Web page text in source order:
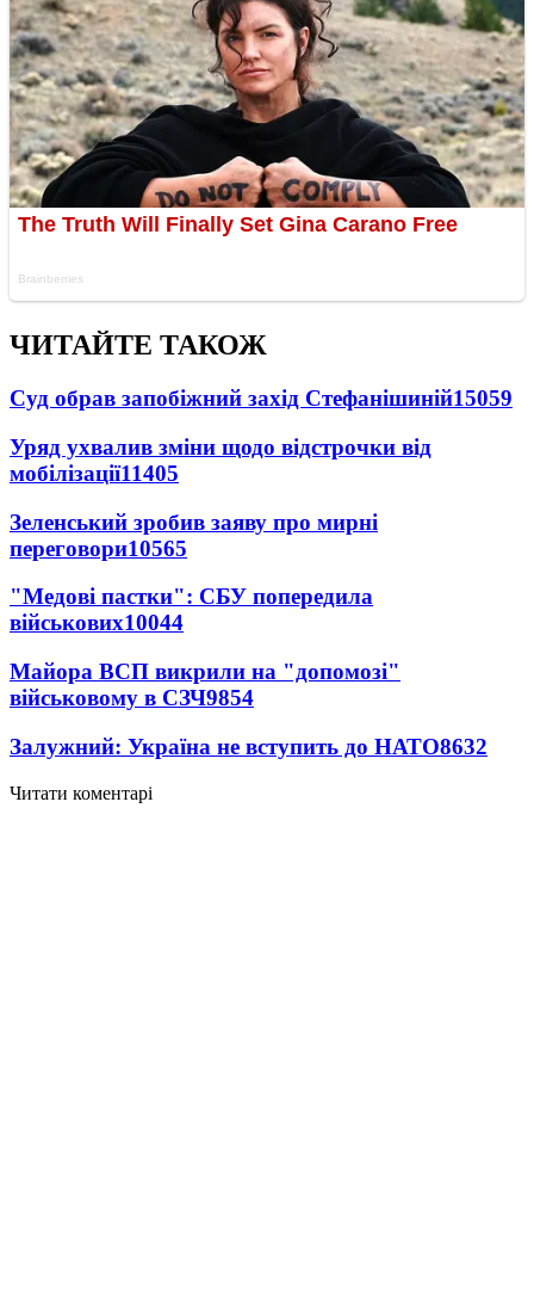
ЧИТАЙТЕ ТАКОЖ
Суд обрав запобіжний захід Стефанішиній15059
Уряд ухвалив зміни щодо відстрочки від
мобілізації11405
Зеленський зробив заяву про мирні
переговори10565
"Медові пастки": СБУ попередила
військових10044
Майора ВСП викрили на "допомозі"
військовому в СЗЧ9854
Залужний: Україна не вступить до НАТО8632
Читати коментарі